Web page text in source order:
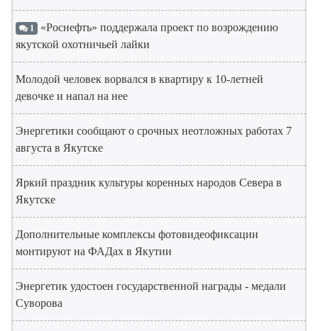
1 «Роснефть» поддержала проект по возрождению
якутской охотничьей лайки
Молодой человек ворвался в квартиру к 10-летней
девочке и напал на нее
Энергетики сообщают о срочных неотложных работах 7
августа в Якутске
Яркий праздник культуры коренных народов Севера в
Якутске
Дополнительные комплексы фотовидеофиксации
монтируют на ФАДах в Якутии
Энергетик удостоен государственной награды - медали
Суворова